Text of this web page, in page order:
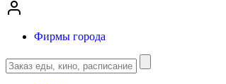
Фирмы города